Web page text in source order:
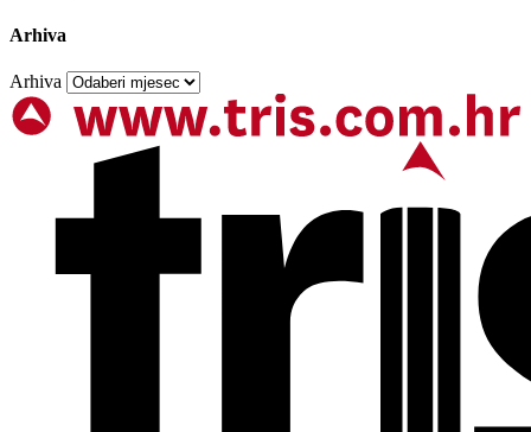
Arhiva
Arhiva